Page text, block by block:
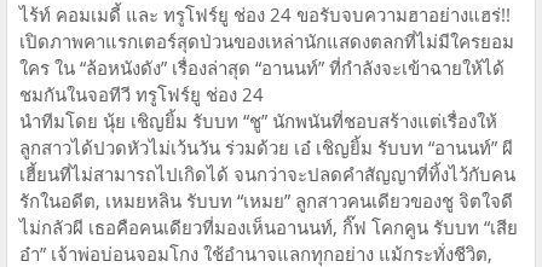
ไร้ท์ คอมเมดี้ และ ทรูโฟร์ยู ช่อง 24 ขอรับจบความฮาอย่างแฮร่!!
เปิดภาพคาแรกเตอร์สุดป่วนของเหล่านักแสดงตลกที่ไม่มีใครยอม
ใคร ใน “ล้อหนังดัง” เรื่องล่าสุด “อานนท์” ที่กำลังจะเข้าฉายให้ได้
ชมกันในจอทีวี ทรูโฟร์ยู ช่อง 24
นำทีมโดย นุ้ย เชิญยิ้ม รับบท “ชู” นักพนันที่ชอบสร้างแต่เรื่องให้
ลูกสาวได้ปวดหัวไม่เว้นวัน ร่วมด้วย เอ๋ เชิญยิ้ม รับบท “อานนท์” ผี
เฮี้ยนที่ไม่สามารถไปเกิดได้ จนกว่าจะปลดคำสัญญาที่ทิ้งไว้กับคน
รักในอดีต, เหมยหลิน รับบท “เหมย” ลูกสาวคนเดียวของชู จิตใจดี
ไม่กลัวผี เธอคือคนเดียวที่มองเห็นอานนท์, กิ๊ฟ โคกคูน รับบท “เสีย
อ๋า” เจ้าพ่อบ่อนจอมโกง ใช้อำนาจแลกทุกอย่าง แม้กระทั่งชีวิต,